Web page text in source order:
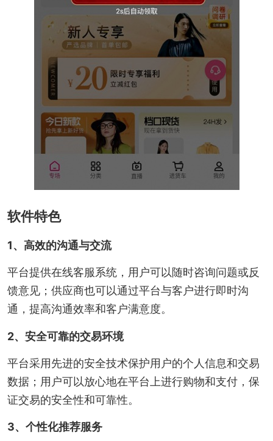
软件特色
1、高效的沟通与交流
平台提供在线客服系统，用户可以随时咨询问题或反
馈意见；供应商也可以通过平台与客户进行即时沟
通，提高沟通效率和客户满意度。
2、安全可靠的交易环境
平台采用先进的安全技术保护用户的个人信息和交易
数据；用户可以放心地在平台上进行购物和支付，保
证交易的安全性和可靠性。
3、个性化推荐服务